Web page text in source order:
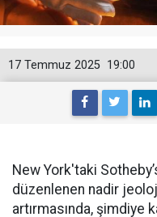
19:00
17 Temmuz 2025
New York'taki
düzenlenen nadir
artırmasında, şimdiye